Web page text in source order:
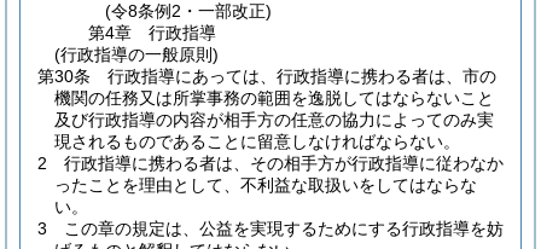
(令8条例2・一部改正)
第4章
行政指導
(行政指導の一般原則)
第30条
行政指導にあっては、行政指導に携わる者は、市の
機関の任務又は所掌事務の範囲を逸脱してはならないこと
及び行政指導の内容が相手方の任意の協力によってのみ実
現されるものであることに留意しなければならない。
2
行政指導に携わる者は、その相手方が行政指導に従わなか
ったことを理由として、不利益な取扱いをしてはならな
い。
3
この章の規定は、公益を実現するためにする行政指導を妨